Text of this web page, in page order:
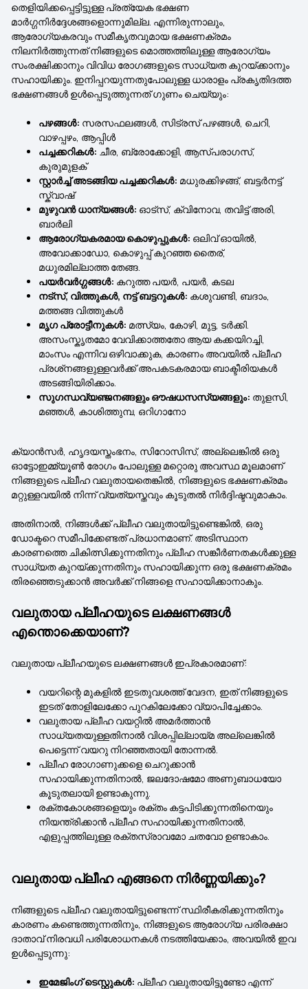
തെളിയിക്കപ്പെട്ടിട്ടുള്ള പ്രത്യേക ഭക്ഷണ
മാർഗ്ഗനിർദ്ദേശങ്ങളൊന്നുമില്ല. എന്നിരുന്നാലും,
ആരോഗ്യകരവും സമീകൃതവുമായ ഭക്ഷണക്രമം
നിലനിർത്തുന്നത് നിങ്ങളുടെ മൊത്തത്തിലുള്ള ആരോഗ്യം
സംരക്ഷിക്കാനും വിവിധ രോഗങ്ങളുടെ സാധ്യത കുറയ്ക്കാനും
സഹായിക്കും. ഇനിപ്പറയുന്നതുപോലുള്ള ധാരാളം പ്രകൃതിദത്ത
ഭക്ഷണങ്ങൾ ഉൾപ്പെടുത്തുന്നത് ഗുണം ചെയ്യും:
പഴങ്ങൾ: സരസഫലങ്ങൾ, സിട്രസ് പഴങ്ങൾ, ചെറി,
വാഴപ്പഴം, ആപ്പിൾ
പച്ചക്കറികൾ: ചീര, ബ്രോക്കോളി, ആസ്പരാഗസ്,
കുരുമുളക്
സ്റ്റാർച്ച് അടങ്ങിയ പച്ചക്കറികൾ: മധുരക്കിഴങ്ങ്, ബട്ടർനട്ട്
സ്ക്വാഷ്
മുഴുവൻ ധാന്യങ്ങൾ: ഓട്സ്, ക്വിനോവ, തവിട്ട് അരി,
ബാർലി
ആരോഗ്യകരമായ കൊഴുപ്പുകൾ: ഒലിവ് ഓയിൽ,
അവോക്കാഡോ, കൊഴുപ്പ് കുറഞ്ഞ തൈര്,
മധുരമില്ലാത്ത തേങ്ങ.
പയർവർഗ്ഗങ്ങൾ: കറുത്ത പയർ, പയർ, കടല
നട്സ്, വിത്തുകൾ, നട്ട് ബട്ടറുകൾ: കശുവണ്ടി, ബദാം,
മത്തങ്ങ വിത്തുകൾ
മൃഗ പ്രോട്ടീനുകൾ: മത്സ്യം, കോഴി, മുട്ട, ടർക്കി.
അസംസ്കൃതമോ വേവിക്കാത്തതോ ആയ കക്കയിറച്ചി,
മാംസം എന്നിവ ഒഴിവാക്കുക, കാരണം അവയിൽ പ്ലീഹ
പ്രശ്‌നങ്ങളുള്ളവർക്ക് അപകടകരമായ ബാക്ടീരിയകൾ
അടങ്ങിയിരിക്കാം.
സുഗന്ധവ്യഞ്ജനങ്ങളും ഔഷധസസ്യങ്ങളും: തുളസി,
മഞ്ഞൾ, കാശിത്തുമ്പ, ഒറിഗാനോ
ക്യാൻസർ, ഹൃദയസ്തംഭനം, സിറോസിസ്, അല്ലെങ്കിൽ ഒരു
ഓട്ടോഇമ്മ്യൂൺ രോഗം പോലുള്ള മറ്റൊരു അവസ്ഥ മൂലമാണ്
നിങ്ങളുടെ പ്ലീഹ വലുതായതെങ്കിൽ, നിങ്ങളുടെ ഭക്ഷണക്രമം
മറ്റുള്ളവയിൽ നിന്ന് വ്യത്യസ്തവും കൂടുതൽ നിർദ്ദിഷ്ടവുമാകാം.
അതിനാൽ, നിങ്ങൾക്ക് പ്ലീഹ വലുതായിട്ടുണ്ടെങ്കിൽ, ഒരു
ഡോക്ടറെ സമീപിക്കേണ്ടത് പ്രധാനമാണ്. അടിസ്ഥാന
കാരണത്തെ ചികിത്സിക്കുന്നതിനും പ്ലീഹ സങ്കീർണതകൾക്കുള്ള
സാധ്യത കുറയ്ക്കുന്നതിനും സഹായിക്കുന്ന ഒരു ഭക്ഷണക്രമം
തിരഞ്ഞെടുക്കാൻ അവർക്ക് നിങ്ങളെ സഹായിക്കാനാകും.
വലുതായ പ്ലീഹയുടെ ലക്ഷണങ്ങൾ
എന്തൊക്കെയാണ്?
വലുതായ പ്ലീഹയുടെ ലക്ഷണങ്ങൾ ഇപ്രകാരമാണ്:
വയറിന്റെ മുകളിൽ ഇടതുവശത്ത് വേദന, ഇത് നിങ്ങളുടെ
ഇടത് തോളിലേക്കോ പുറകിലേക്കോ വ്യാപിച്ചേക്കാം.
വലുതായ പ്ലീഹ വയറ്റിൽ അമർത്താൻ
സാധ്യതയുള്ളതിനാൽ വിശപ്പില്ലായ്മ അല്ലെങ്കിൽ
പെട്ടെന്ന് വയറു നിറഞ്ഞതായി തോന്നൽ.
പ്ലീഹ രോഗാണുക്കളെ ചെറുക്കാൻ
സഹായിക്കുന്നതിനാൽ, ജലദോഷമോ അണുബാധയോ
കൂടുതലായി ഉണ്ടാകുന്നു.
രക്തകോശങ്ങളെയും രക്തം കട്ടപിടിക്കുന്നതിനെയും
നിയന്ത്രിക്കാൻ പ്ലീഹ സഹായിക്കുന്നതിനാൽ,
എളുപ്പത്തിലുള്ള രക്തസ്രാവമോ ചതവോ ഉണ്ടാകാം.
വലുതായ പ്ലീഹ എങ്ങനെ നിർണ്ണയിക്കും?
നിങ്ങളുടെ പ്ലീഹ വലുതായിട്ടുണ്ടെന്ന് സ്ഥിരീകരിക്കുന്നതിനും
കാരണം കണ്ടെത്തുന്നതിനും, നിങ്ങളുടെ ആരോഗ്യ പരിരക്ഷാ
ദാതാവ് നിരവധി പരിശോധനകൾ നടത്തിയേക്കാം, അവയിൽ ഇവ
ഉൾപ്പെടുന്നു:
ഇമേജിംഗ് ടെസ്റ്റുകൾ: പ്ലീഹ വലുതായിട്ടുണ്ടോ എന്ന്